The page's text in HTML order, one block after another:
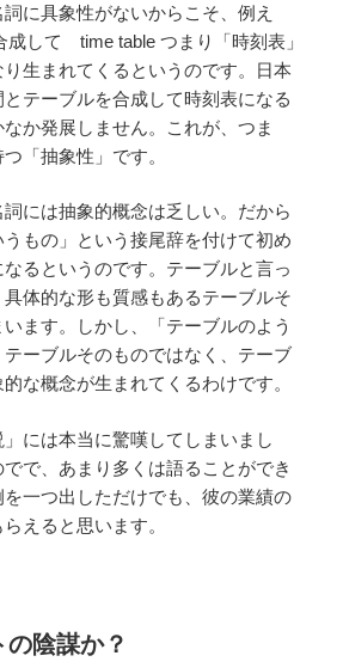
に具象性がないからこそ、例え
して time table つまり「時刻表」
生まれてくるというのです。日本
テーブルを合成して時刻表になる
か発展しません。これが、つま
「抽象性」です。
には抽象的概念は乏しい。だから
もの」という接尾辞を付けて初め
るというのです。テーブルと言っ
体的な形も質感もあるテーブルそ
ます。しかし、「テーブルのよう
ーブルそのものではなく、テーブ
な概念が生まれてくるわけです。
には本当に驚嘆してしまいまし
で、あまり多くは語ることができ
を一つ出しただけでも、彼の業績の
えると思います。
陰謀か？